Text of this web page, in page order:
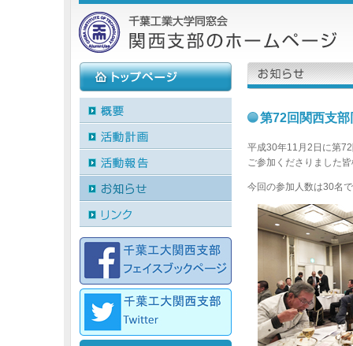
第72回関西支
平成30年11月2日に第
ご参加くださりました
今回の参加人数は30名